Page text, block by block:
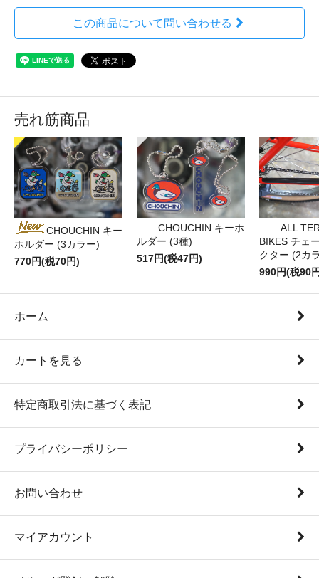
この商品について問い合わせる
売れ筋商品
CHOUCHIN キー
ホルダー (3カラー)
770円(税70円)
CHOUCHIN キーホ
ルダー (3種)
517円(税47円)
ALL
BIKES チェ
クター (2カ
990円(税90
ホーム
カートを見る
特定商取引法に基づく表記
プライバシーポリシー
お問い合わせ
マイアカウント